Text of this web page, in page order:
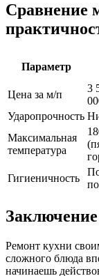
Сравнение
Параметр
Цена за м/п
3
Ударопрочность
Максимальная
температура
Гигиеничность
Заключение
Ремонт кухни
сложного блюда
начинаешь